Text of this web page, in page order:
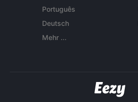
Português
Deutsch
Mehr ...